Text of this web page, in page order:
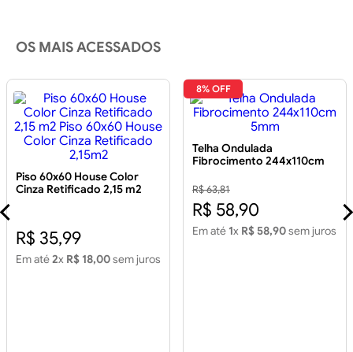
OS MAIS ACESSADOS
Piso 60x60 House Color
Cinza Retificado 2,15 m2
R$ 35,99
Em até2x R$ 18,00sem juros
8% OFF
Telha Ondulada
Fibrocimento 244x110cm
R$ 63,81
R$ 58,90
Em até 1x R$ 58,90sem juros